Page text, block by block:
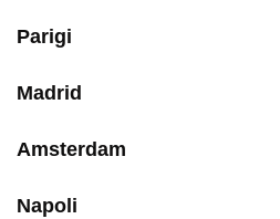
Parigi
Madrid
Amsterdam
Napoli